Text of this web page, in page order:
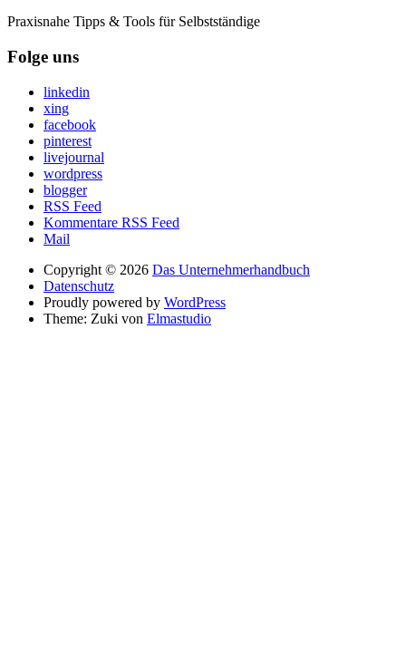
Praxisnahe Tipps & Tools für Selbstständige
Folge uns
linkedin
xing
facebook
pinterest
livejournal
wordpress
blogger
RSS Feed
Kommentare RSS Feed
Mail
Copyright © 2026 Das Unternehmerhandbuch
Datenschutz
Proudly powered by WordPress
Theme: Zuki von Elmastudio